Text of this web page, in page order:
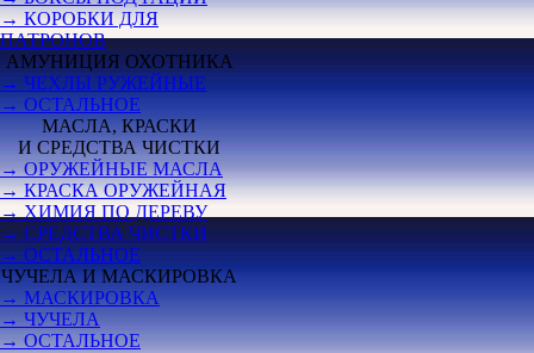
→ КОРОБКИ ДЛЯ
ПАТРОНОВ
АМУНИЦИЯ ОХОТНИКА
→ ЧЕХЛЫ РУЖЕЙНЫЕ
→ ОСТАЛЬНОЕ
МАСЛА, КРАСКИ
И СРЕДСТВА ЧИСТКИ
→ ОРУЖЕЙНЫЕ МАСЛА
→ КРАСКА ОРУЖЕЙНАЯ
→ ХИМИЯ ПО ДЕРЕВУ
→ СРЕДСТВА ЧИСТКИ
→ ОСТАЛЬНОЕ
ЧУЧЕЛА И МАСКИРОВКА
→ МАСКИРОВКА
→ ЧУЧЕЛА
→ ОСТАЛЬНОЕ